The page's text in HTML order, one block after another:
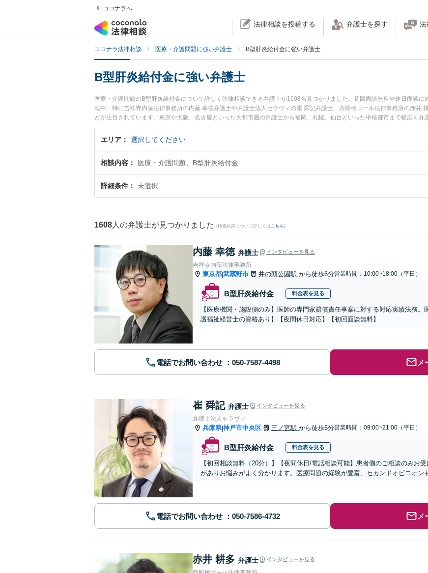
ココナラへ
法律相談を投稿する 弁護士を探す 法
ココナラ法律相談 医療・介護問題に強い弁護士 B型肝炎給付金に強い弁護士
B型肝炎給付金に強い弁護士
医療・介護問題のB型肝炎給付金について詳しく法律相談できる弁護士が1608名見つかりました。初回面談無料や休日面談
載中。特に吉祥寺内藤法律事務所の内藤 幸徳弁護士や弁護士法人セラヴィの崔 舜記弁護士、西船橋ゴール法律事務所の赤井
どが注目されています。東京や大阪、名古屋といった大都市圏の弁護士から福岡、札幌、仙台といった中核都市まで幅広く
非ご利用ください。『東京都内で土日や夜間に発生したB型肝炎給付金のトラブルを今すぐに弁護士に相談したい』『B型肝
検索したい』『初回相談無料でB型肝炎給付金の問題を法律相談できる名古屋市内の弁護士に相談予約したい』などでお困り
エリア 選択してください
相談内容 医療・介護問題、B型肝炎給付金
詳細条件 未選択
1608 人の弁護士が見つかりました (検索結果について詳しくは こちら)
内藤 幸徳 弁護士 インタビューを見る
吉祥寺内藤法律事務所
東京都|武蔵野市 井の頭公園駅 から徒歩6分営業時間：10:00~18:00（平日）
B型肝炎給付金 料金表を見る
【医療機関・施設側のみ】医師の専門家賠償責任事案に対する対応実績法務
護福祉経営士の資格あり】【夜間休日対応】【初回面談無料】
電話でお問い合わせ メ
崔 舜記 弁護士 インタビューを見る
弁護士法人セラヴィ
兵庫県|神戸市中央区 三ノ宮駅 から徒歩6分営業時間：09:00~21:00（平日）
B型肝炎給付金 料金表を見る
【初回相談無料（20分）】【夜間休日/電話相談可能】患者側のご相談のみお
がありお悩みがよく分かります。医療問題の経験が豊富、セカンドオピニオン
電話でお問い合わせ メ
赤井 耕多 弁護士 インタビューを見る